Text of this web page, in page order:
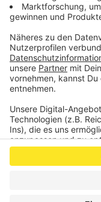
Anzeige
Anzeige